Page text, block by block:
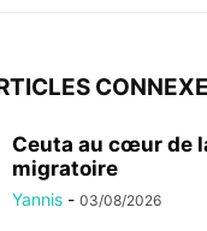
Ceuta au cœur de
migratoire
Yannis - 03/08/2026